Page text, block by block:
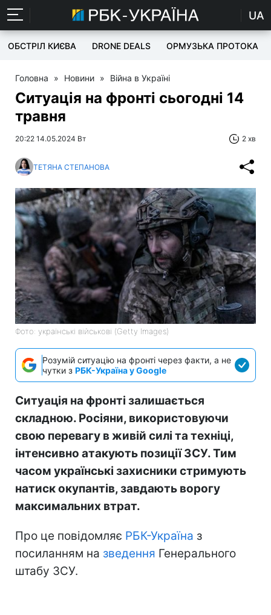
UA
ОБСТРІЛ КИЄВА DRONE DEALS ОРМУЗЬКА ПРОТОКА
Головна » Новини » Війна в Україні
Ситуація на фронті сьогодні 14
травня
20:22 14.05.2024 Вт 2 хв
ТЕТЯНА СТЕПАНОВА
Фото: українські військові (Getty Images)
Розумій ситуацію на фронті через факти, а не
чутки з РБК-Україна у Google
Ситуація на фронті залишається
складною. Росіяни, використовуючи
свою перевагу в живій силі та техніці,
інтенсивно атакують позиції ЗСУ. Тим
часом українські захисники стримують
натиск окупантів, завдають ворогу
максимальних втрат.
Про це повідомляє РБК-Україна з
посиланням на зведення Генерального
штабу ЗСУ.